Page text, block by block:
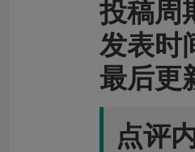
投稿周
发表时
最后更
点评